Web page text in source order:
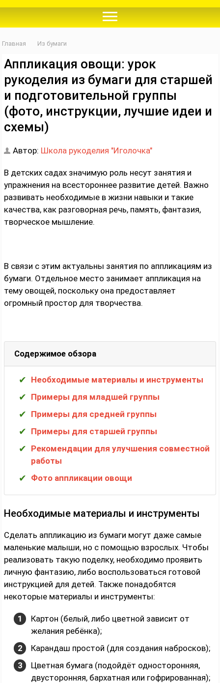
Главная Из бумаги
Аппликация овощи: урок
рукоделия из бумаги для старшей
и подготовительной группы
(фото, инструкции, лучшие идеи и
схемы)
Автор: Школа рукоделия "Иголочка"
В детских садах значимую роль несут занятия и
упражнения на всестороннее развитие детей. Важно
развивать необходимые в жизни навыки и такие
качества, как разговорная речь, память, фантазия,
творческое мышление.
В связи с этим актуальны занятия по аппликациям из
бумаги. Отдельное место занимает аппликация на
тему овощей, поскольку она предоставляет
огромный простор для творчества.
Содержимое обзора
Необходимые материалы и инструменты
Примеры для младшей группы
Примеры для средней группы
Примеры для старшей группы
Рекомендации для улучшения совместной
работы
Фото аппликации овощи
Необходимые материалы и инструменты
Сделать аппликацию из бумаги могут даже самые
маленькие малыши, но с помощью взрослых. Чтобы
реализовать такую поделку, необходимо проявить
личную фантазию, либо воспользоваться готовой
инструкцией для детей. Также понадобятся
некоторые материалы и инструменты:
Картон (белый, либо цветной зависит от
желания ребёнка);
Карандаш простой (для создания набросков);
Цветная бумага (подойдёт односторонняя,
двусторонняя, бархатная или гофрированная);